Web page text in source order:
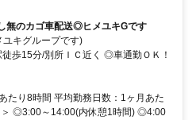
無のカゴ車配送◎ヒメユキGです
キグループです)
歩15分/別所ＩＣ近く ◎車通勤ＯＫ！
たり8時間 平均勤務日数：1ヶ月あた
＞ ◎3:00～14:00(内休憩1時間) ◎4:00